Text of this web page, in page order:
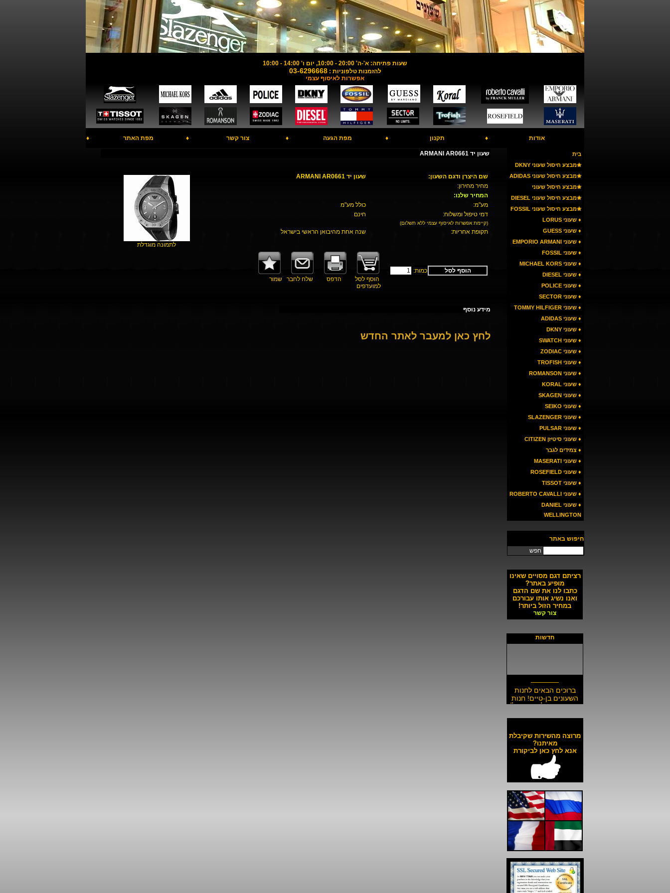
שעות פתיחה: א'-ה' 20:00 - 10:00, יום ו' 14:00 - 10:00
להזמנות טלפוניות :03-6296668
אפשרות לאיסוף עצמי
אודות ♦ תקנון ♦ מפת הגעה ♦ צור קשר ♦ מפת האתר ♦
בית
✬מבצע חיסול שעוני DKNY
✬מבצע חיסול שעוני ADIDAS
✬מבצע חיסול שעוני
ARMANI
✬מבצע חיסול שעוני DIESEL
✬מבצע חיסול שעוני FOSSIL
♦ שעוני LORUS
♦ שעוני GUESS
♦ שעוני EMPORIO ARMANI
♦ שעוני FOSSIL
♦ שעוני MICHAEL KORS
♦ שעוני DIESEL
♦ שעוני POLICE
♦ שעוני SECTOR
♦ שעוני TOMMY HILFIGER
♦ שעוני ADIDAS
♦ שעוני DKNY
♦ שעוני SWATCH
♦ שעוני ZODIAC
♦ שעוני TROFISH
♦ שעוני ROMANSON
♦ שעוני KORAL
♦ שעוני SKAGEN
♦ שעוני SEIKO
♦ שעוני SLAZENGER
♦ שעוני PULSAR
♦ שעוני סיטיזן CITIZEN
♦ צמידים לגבר
♦ שעוני MASERATI
♦ שעוני ROSEFIELD
♦ שעוני TISSOT
♦ שעוני ROBERTO CAVALLI
♦ שעוני DANIEL
WELLINGTON
חיפוש באתר
חפש
רציתם דגם מסויים שאינו
מופיע באתר?
כתבו לנו את שם הדגם
ואנו נשיג אותו עבורכם
במחיר הזול ביותר!
צור קשר
חדשות
_______
ברוכים הבאים לחנות
השעונים בן-טיים! חנות
השעונים הזולה בישראל!
באתר ולכל חלקי הארץ!
__________________
כל השעונים באתר עד 6
תשלומים ללא ריבית!
__________________
האתר מאובטח בהצפנת
SSL מתקדמת
מרוצה מהשירות שקיבלת
מאיתנו?
אנא לחץ כאן לביקורת
שעון יד ARMANI AR0661
שם היצרן ודגם השעון:
שעון יד ARMANI AR0661
מחיר מחירון:
המחיר שלנו:
מע"מ:
כולל מע"מ
דמי טיפול ומשלוח:
חינם
(קיימת אפשרות לאיסוף עצמי ללא תשלום)
תקופת אחריות: שנה אחת מהיבואן הראשי בישראל
הוסף לסל
כמות:
הוסף לסל
הדפס שלח לחבר שמור
למועדפים
לתמונה מוגדלת
מידע נוסף
לחץ כאן למעבר לאתר החדש